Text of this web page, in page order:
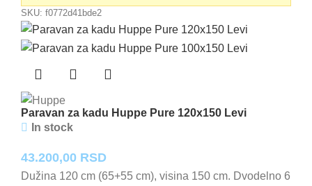
SKU: f0772d41bde2
Paravan za kadu Huppe Pure 120x150 Levi
In stock
43.200,00 RSD
Dužina 120 cm (65+55 cm), visina 150 cm. Dvodelno 6